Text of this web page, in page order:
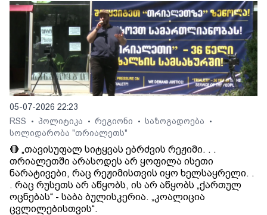
05-07-2026 22:23
RSS
• პოლიტიკა • რეგიონი • საზოგადოება •
სოლიდარობა "თრიალეთს"
🔴 „თავისუფალ სიტყვას ებრძვის რეჟიმი. . .
თრიალეთში არასოდეს არ ყოფილა ისეთი
ნარატივები, რაც რეჟიმისთვის იყო ხელსაყრელი. .
. რაც რუსეთს არ აწყობს, ის არ აწყობს „ქართულ
ოცნებას“ - საბა ბულისკერია. „კოალიცია
ცვლილებისთვის“.